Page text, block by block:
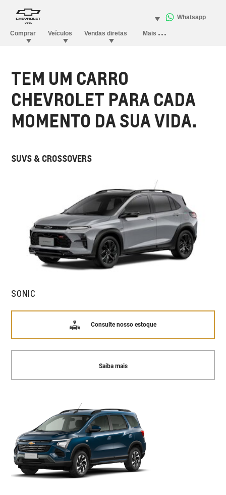
TEM UM CARRO
CHEVROLET PARA CADA
MOMENTO DA SUA VIDA.
SUVS & CROSSOVERS
SONIC
Consulte nosso estoque
Saiba mais